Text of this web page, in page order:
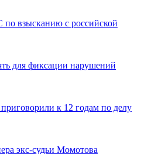
по взысканию с российской
для фиксации нарушений
к 12 годам по делу
экс-судьи Момотова